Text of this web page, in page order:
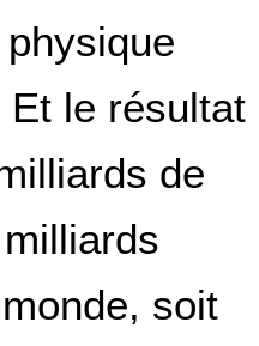
Et le résultat
de
soit